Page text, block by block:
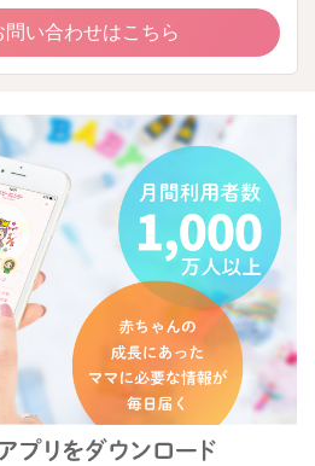
問い合わせはこちら